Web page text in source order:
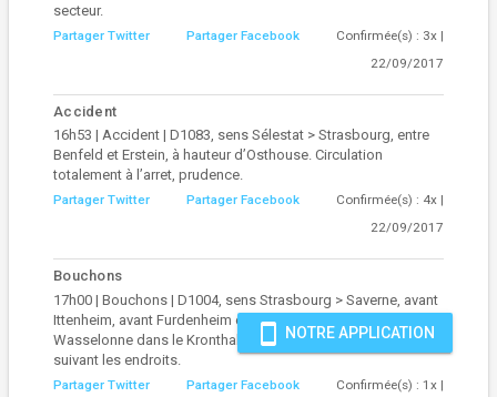
secteur.
Partager Twitter Partager Facebook
Confirmée(s) : 3x |
22/09/2017
Accident
16h53 | Accident | D1083, sens Sélestat > Strasbourg, entre
Benfeld et Erstein, à hauteur d’Osthouse. Circulation
totalement à l’arret, prudence.
Partager Twitter Partager Facebook
Confirmée(s) : 4x |
22/09/2017
Bouchons
17h00 | Bouchons | D1004, sens Strasbourg > Saverne, avant
Ittenheim, avant Furdenheim et entre Marlenheim et
Wasselonne dans le Kronthal. Circulation ralentie à saturée
suivant les endroits.
Partager Twitter Partager Facebook Confirmée(s) : 1x |
smartphone NOTRE APPLICATION